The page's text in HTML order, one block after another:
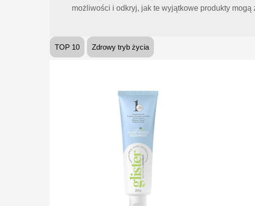
możliwości i odkryj, jak te wyjątkowe produkty
TOP 10 Zdrowy tryb życia